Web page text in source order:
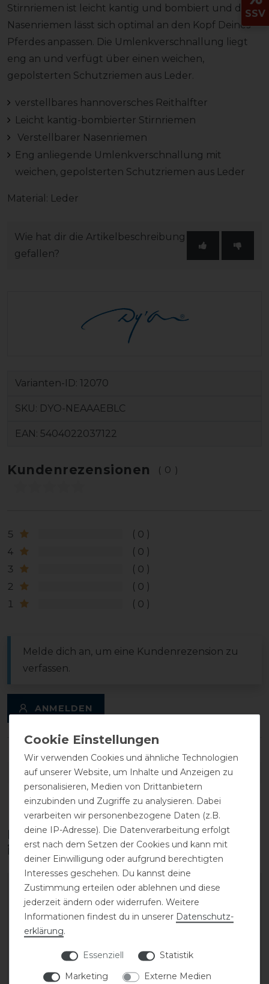
Stirnriemen ist leicht kantig und bombiert und der
Nasenriemen lässt sich optimal an den Kopf Deines
Pferdes anpassen. Die Umlenkverschnallung liegt
eng an und verfügt über einen weichen,
gepolsterten Schutzriemen aus Leder.
verstellbares hannoversches Reithalfter
Leicht kantig-bombierter Stirnriemen
Verstellbarer Nasenriemen
Eng anliegende Umlenkverschnallung mit
weichen, gepolsterten Schutzriemen aus Leder
Material: Leder
Wie hat dir die Artikelbeschreibung
gefallen?
Varianten-ID: 12070
SKU: DYO-NEAAAEBLC
EAN: 5404022037122
Kundenrezensionen (0)
5
0
4
0
3
0
2
0
1
0
Melde dich an, um eine Kundenrezension zu
verfassen.
ANMELDEN
DETAILS ZUR PRODUKTSICHERHEIT
Diese Produkte könnten dich auch
interessieren
SSV
Wir verwenden Cookies und ähnliche Technologien
auf unserer Website, um Inhalte und Anzeigen zu
personalisieren, Medien von Drittanbietern
einzubinden und Zugriffe zu analysieren. Dabei
verarbeiten wir personenbezogene Daten (z.B.
deine IP-Adresse). Die Datenverarbeitung erfolgt
erst nach dem Setzen der Cookies und kann mit
deiner Einwilligung oder aufgrund berechtigten
Interesses geschehen. Du kannst deine
Zustimmung erteilen oder ablehnen und diese
jederzeit ändern oder widerrufen. Weitere
Informationen findest du in unserer Daten­schutz­
erklärung.
Essenziell
Statistik
Marketing
Externe Medien